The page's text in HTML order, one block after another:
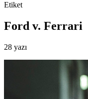
Etiket
Ford v. Ferrari
28 yazı